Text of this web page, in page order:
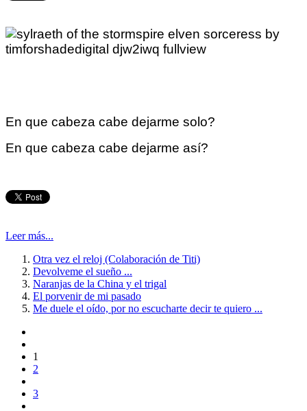
En que cabeza cabe dejarme solo?
En que cabeza cabe dejarme así?
Leer más...
Otra vez el reloj (Colaboración de Titi)
Devolveme el sueño ...
Naranjas de la China y el trigal
El porvenir de mi pasado
Me duele el oído, por no escucharte decir te quiero ...
1
2
3